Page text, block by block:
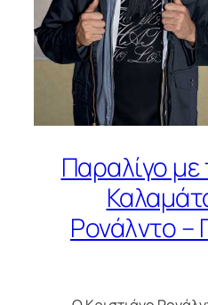
Παραλίγο
Ρονάλντο –